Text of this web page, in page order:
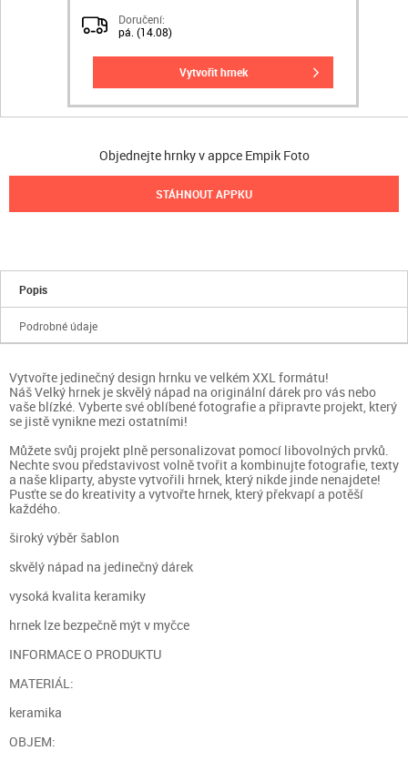
Doručení:
pá. (14.08)
vytvořit hrnek
Objednejte hrnky v appce Empik Foto
STÁHNOUT APPKU
Popis
Podrobné údaje
Vytvořte jedinečný design hrnku ve velkém XXL formátu!
Náš Velký hrnek je skvělý nápad na originální dárek pro vás nebo
vaše blízké. Vyberte své oblíbené fotografie a připravte projekt, který
se jistě vynikne mezi ostatními!
Můžete svůj projekt plně personalizovat pomocí libovolných prvků.
Nechte svou představivost volně tvořit a kombinujte fotografie, texty
a naše kliparty, abyste vytvořili hrnek, který nikde jinde nenajdete!
Pusťte se do kreativity a vytvořte hrnek, který překvapí a potěší
každého.
široký výběr šablon
skvělý nápad na jedinečný dárek
vysoká kvalita keramiky
hrnek lze bezpečně mýt v myčce
INFORMACE O PRODUKTU
MATERIÁL:
keramika
OBJEM: